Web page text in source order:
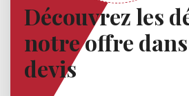
Découvrez les
notre offre
devis